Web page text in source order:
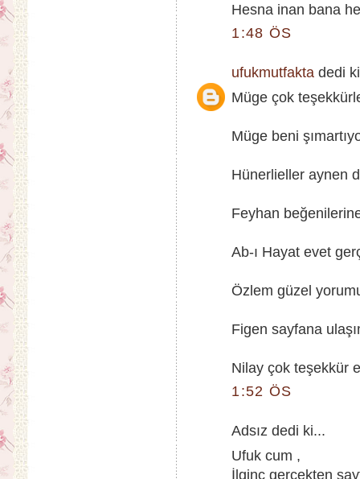
Hesna inan bana
1:48 ÖS
ufukmutfakta dedi
Müge çok
Müge beni
Hünerlieller aynen
Feyhan
Ab-ı Hayat evet
Özlem güzel
Figen sayfana
Nilay çok teşekkür
1:52 ÖS
Adsız dedi ki...
Ufuk cum ,
İlginç gercekten